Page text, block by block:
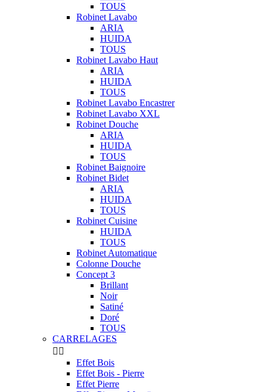
TOUS
Robinet Lavabo
ARIA
HUIDA
TOUS
Robinet Lavabo Haut
ARIA
HUIDA
TOUS
Robinet Lavabo Encastrer
Robinet Lavabo XXL
Robinet Douche
ARIA
HUIDA
TOUS
Robinet Baignoire
Robinet Bidet
ARIA
HUIDA
TOUS
Robinet Cuisine
HUIDA
TOUS
Robinet Automatique
Colonne Douche
Concept 3
Brillant
Noir
Satiné
Doré
TOUS
CARRELAGES
 
Effet Bois
Effet Bois - Pierre
Effet Pierre